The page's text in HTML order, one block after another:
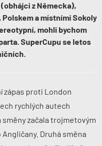
z Německa),
a místními Sokoly
mohli bychom
SuperCupu se letos
zápas proti London
rychlých autech
začala trojmetovým
Druhá směna